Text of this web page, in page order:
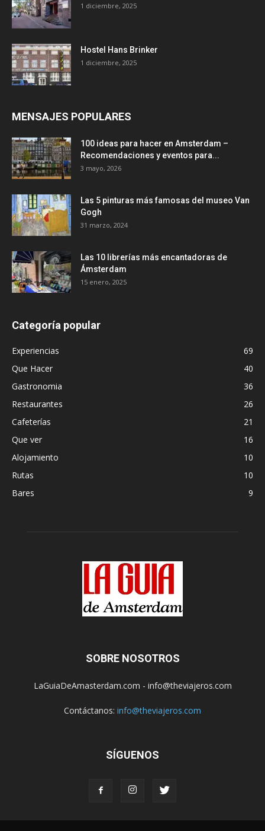
1 diciembre, 2025
Hostel Hans Brinker
1 diciembre, 2025
MENSAJES POPULARES
100 ideas para hacer en Amsterdam –
Recomendaciones y eventos para...
3 mayo, 2026
Las 5 pinturas más famosas del museo Van
Gogh
31 marzo, 2024
Las 10 librerías más encantadoras de
Ámsterdam
15 enero, 2025
Categoría popular
Experiencias
69
Que Hacer
40
Gastronomia
36
Restaurantes
26
Cafeterías
21
Que ver
16
Alojamiento
10
Rutas
10
Bares
9
SOBRE NOSOTROS
LaGuiaDeAmasterdam.com - info@theviajeros.com
Contáctanos: info@theviajeros.com
SÍGUENOS